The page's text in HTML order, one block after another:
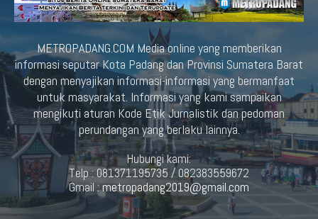
METROPADANG.COM Media online yang memberikan
informasi seputar Kota Padang dan Provinsi Sumatera Barat
dengan menyajikan informasi-informasi yang bermanfaat
untuk masyarakat. Informasi yang kami sampaikan
mengikuti aturan Kode Etik Jurnalistik dan pedoman
perundangan yang berlaku lainnya.
Hubungi kami:
Telp : 081371195735 / 082383559672
Gmail :metropadang2019@gmail.com